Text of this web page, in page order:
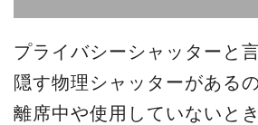
プライバシーシャッターと
隠す物理シャッターがある
離席中や使用していないと